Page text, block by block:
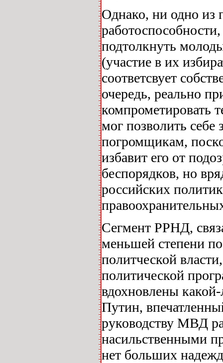
Однако, ни одно из
подтолкнуть
(участие в их
соответсвует
очередь, реально
компрометировать
мог позволить себе
погромщикам,
избавит его от
беспорядков, но
российских
Сегмент РРНД,
меньшей степени
политческой
политической
вдохновлены
Путин,
руководству МВД
насильственными
нет больших